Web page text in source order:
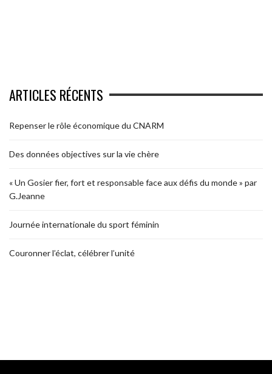
ARTICLES RÉCENTS
Repenser le rôle économique du CNARM
Des données objectives sur la vie chère
« Un Gosier fier, fort et responsable face aux défis du monde » par
G.Jeanne
Journée internationale du sport féminin
Couronner l’éclat, célébrer l’unité